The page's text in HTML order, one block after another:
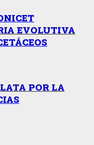
EVOLUTIVA
POR LA